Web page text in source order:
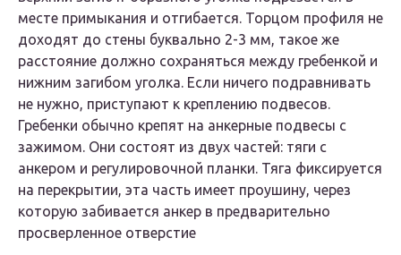
месте примыкания и отгибается. Торцом профиля не
доходят до стены буквально 2-3 мм, такое же
расстояние должно сохраняться между гребенкой и
нижним загибом уголка. Если ничего подравнивать
не нужно, приступают к креплению подвесов.
Гребенки обычно крепят на анкерные подвесы с
зажимом. Они состоят из двух частей: тяги с
анкером и регулировочной планки. Тяга фиксируется
на перекрытии, эта часть имеет проушину, через
которую забивается анкер в предварительно
просверленное отверстие